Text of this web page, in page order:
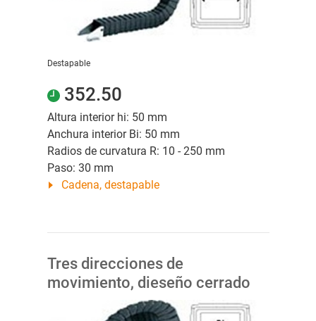
Destapable
352.50
Altura interior hi: 50 mm
Anchura interior Bi: 50 mm
Radios de curvatura R: 10 - 250 mm
Paso: 30 mm
Cadena, destapable
Tres direcciones de
movimiento, dieseño cerrado